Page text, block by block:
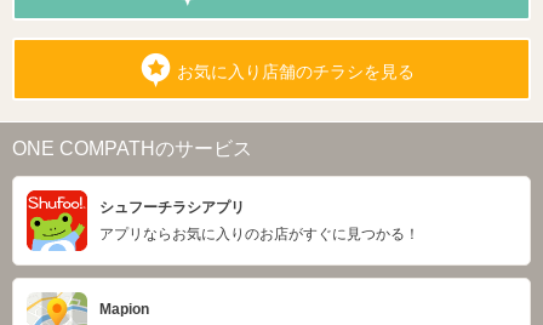
お気に入り店舗のチラシを見る
ONE COMPATHのサービス
シュフーチラシアプリ
アプリならお気に入りのお店がすぐに見つかる！
Mapion